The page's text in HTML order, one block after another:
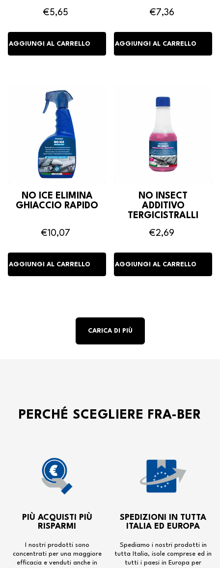
€5,65
€7,36
NO ICE ELIMINA
GHIACCIO RAPIDO
€10,07
NO INSECT
ADDITIVO
TERGICISTRALLI
€2,69
CARICA DI PIÙ
PERCHÉ SCEGLIERE FRA-BER
PIÙ ACQUISTI PIÙ
RISPARMI
I nostri prodotti sono
concentrati per una maggiore
efficacia e venduti anche in
SPEDIZIONI IN TUTTA
ITALIA ED EUROPA
Spediamo i nostri prodotti in
tutta Italia, isole comprese ed in
tutti i paesi in Europa per